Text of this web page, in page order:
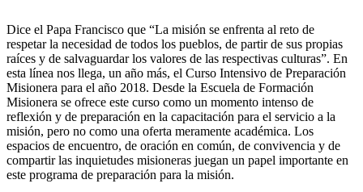
Dice el Papa Francisco que “La misión se enfrenta al reto de
respetar la necesidad de todos los pueblos, de partir de sus propias
raíces y de salvaguardar los valores de las respectivas culturas”. En
esta línea nos llega, un año más, el Curso Intensivo de Preparación
Misionera para el año 2018. Desde la Escuela de Formación
Misionera se ofrece este curso como un momento intenso de
reflexión y de preparación en la capacitación para el servicio a la
misión, pero no como una oferta meramente académica. Los
espacios de encuentro, de oración en común, de convivencia y de
compartir las inquietudes misioneras juegan un papel importante en
este programa de preparación para la misión.